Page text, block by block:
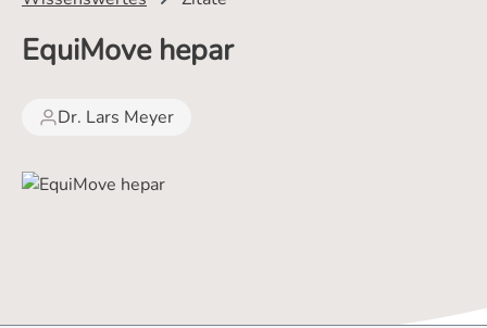
EquiMove hepar
Dr. Lars Meyer